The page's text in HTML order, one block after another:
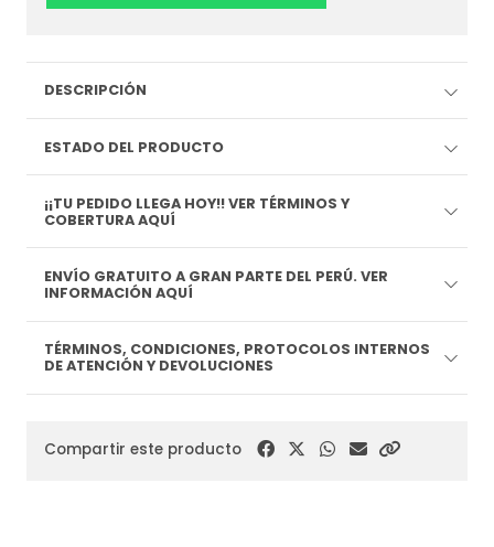
DESCRIPCIÓN
ESTADO DEL PRODUCTO
¡¡TU PEDIDO LLEGA HOY!! VER TÉRMINOS Y
COBERTURA AQUÍ
ENVÍO GRATUITO A GRAN PARTE DEL PERÚ. VER
INFORMACIÓN AQUÍ
TÉRMINOS, CONDICIONES, PROTOCOLOS INTERNOS
DE ATENCIÓN Y DEVOLUCIONES
Compartir este producto